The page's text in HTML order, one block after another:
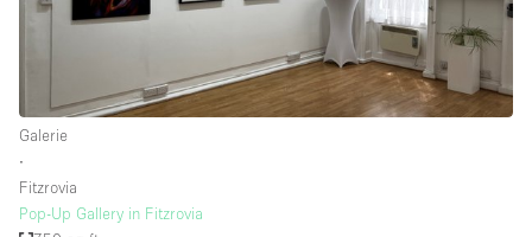
Galerie
∙
Fitzrovia
Pop-Up Gallery in Fitzrovia